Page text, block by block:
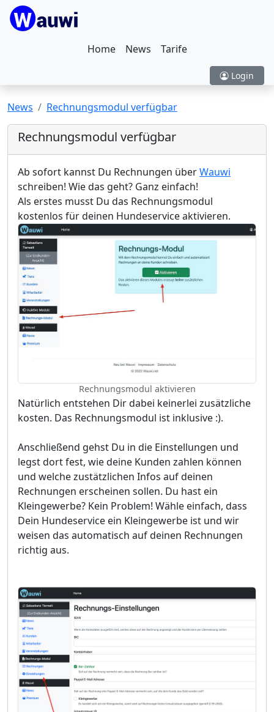
Home News Tarife
Login
News Rechnungsmodul verfügbar
Rechnungsmodul verfügbar
Ab sofort kannst Du Rechnungen überWauwi
schreiben! Wie das geht? Ganz einfach!
Als erstes musst Du das Rechnungsmodul
kostenlos für deinen Hundeservice aktivieren.
Rechnungsmodul aktivieren
Natürlich entstehen Dir dabei keinerlei zusätzliche
kosten. Das Rechnungsmodul ist inklusive :).
Anschließend gehst Du in die Einstellungen und
legst dort fest, wie deine Kunden zahlen können
und welche zustätzlichen Infos auf deinen
Rechnungen erscheinen sollen. Du hast ein
Kleingewerbe? Kein Problem! Wähle einfach, dass
Dein Hundeservice ein Kleingewerbe ist und wir
weisen das automatisch auf deinen Rechnungen
richtig aus.